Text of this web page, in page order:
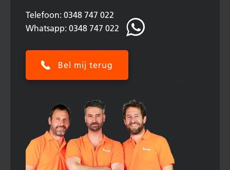
Telefoon: 0348 747 022
Whatsapp: 0348 747 022
Bel mij terug